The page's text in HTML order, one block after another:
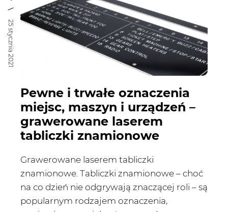
25 stycznia 2021
Pewne i trwałe oznaczenia
miejsc, maszyn i urządzeń –
grawerowane laserem
tabliczki znamionowe
Grawerowane laserem tabliczki
znamionowe. Tabliczki znamionowe – choć
na co dzień nie odgrywają znaczącej roli – są
popularnym rodzajem oznaczenia,